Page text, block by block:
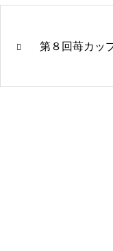
第８回苺カッ